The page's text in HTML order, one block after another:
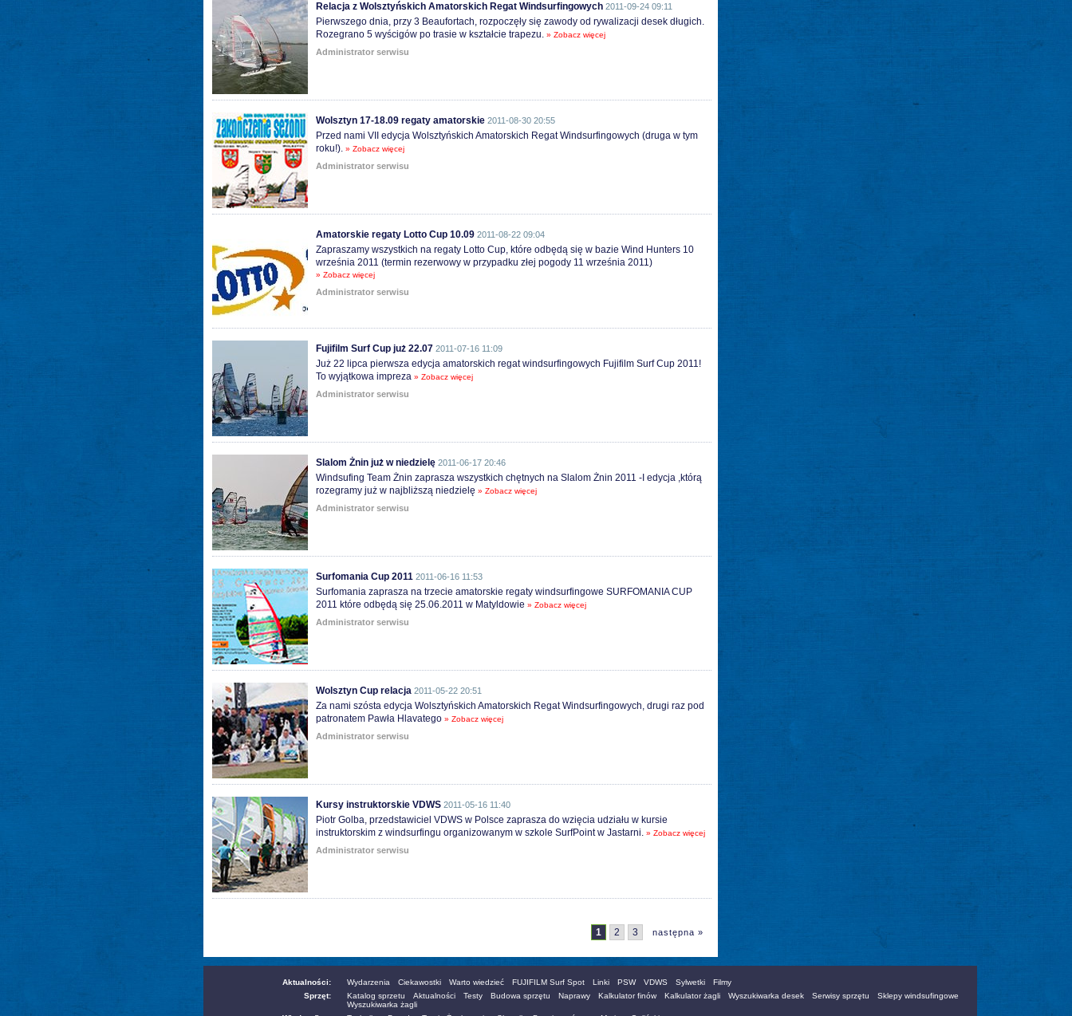
Relacja z Wolsztyńskich Amatorskich Regat Windsurfingowych 2011-09-24 09:11
Pierwszego dnia, przy 3 Beaufortach, rozpoczęły się zawody od rywalizacji desek długich.
Rozegrano 5 wyścigów po trasie w kształcie trapezu. » Zobacz więcej
Administrator serwisu
Wolsztyn 17-18.09 regaty amatorskie 2011-08-30 20:55
Przed nami VII edycja Wolsztyńskich Amatorskich Regat Windsurfingowych (druga w tym
roku!). » Zobacz więcej
Administrator serwisu
Amatorskie regaty Lotto Cup 10.09 2011-08-22 09:04
Zapraszamy wszystkich na regaty Lotto Cup, które odbędą się w bazie Wind Hunters 10
września 2011 (termin rezerwowy w przypadku złej pogody 11 września 2011)
» Zobacz więcej
Administrator serwisu
Fujifilm Surf Cup już 22.07 2011-07-16 11:09
Już 22 lipca pierwsza edycja amatorskich regat windsurfingowych Fujifilm Surf Cup 2011!
To wyjątkowa impreza » Zobacz więcej
Administrator serwisu
Slalom Żnin już w niedzielę 2011-06-17 20:46
Windsufing Team Żnin zaprasza wszystkich chętnych na Slalom Żnin 2011 -I edycja ,którą
rozegramy już w najbliższą niedzielę » Zobacz więcej
Administrator serwisu
Surfomania Cup 2011 2011-06-16 11:53
Surfomania zaprasza na trzecie amatorskie regaty windsurfingowe SURFOMANIA CUP
2011 które odbędą się 25.06.2011 w Matyldowie » Zobacz więcej
Administrator serwisu
Wolsztyn Cup relacja 2011-05-22 20:51
Za nami szósta edycja Wolsztyńskich Amatorskich Regat Windsurfingowych, drugi raz pod
patronatem Pawła Hlavatego » Zobacz więcej
Administrator serwisu
Kursy instruktorskie VDWS 2011-05-16 11:40
Piotr Golba, przedstawiciel VDWS w Polsce zaprasza do wzięcia udziału w kursie
instruktorskim z windsurfingu organizowanym w szkole SurfPoint w Jastarni. » Zobacz więcej
Administrator serwisu
1 2 3 następna »
Aktualności: Wydarzenia Ciekawostki Warto wiedzieć FUJIFILM Surf Spot Linki PSW VDWS Sylwetki
Filmy
Sprzęt:
Katalog sprzetu Aktualności Testy Budowa sprzętu Naprawy Kalkulator finów Kalkulator żagli Wyszukiwarka desek Serwisy sprzętu
Sklepy windsufingowe
Wyszukiwarka żagli